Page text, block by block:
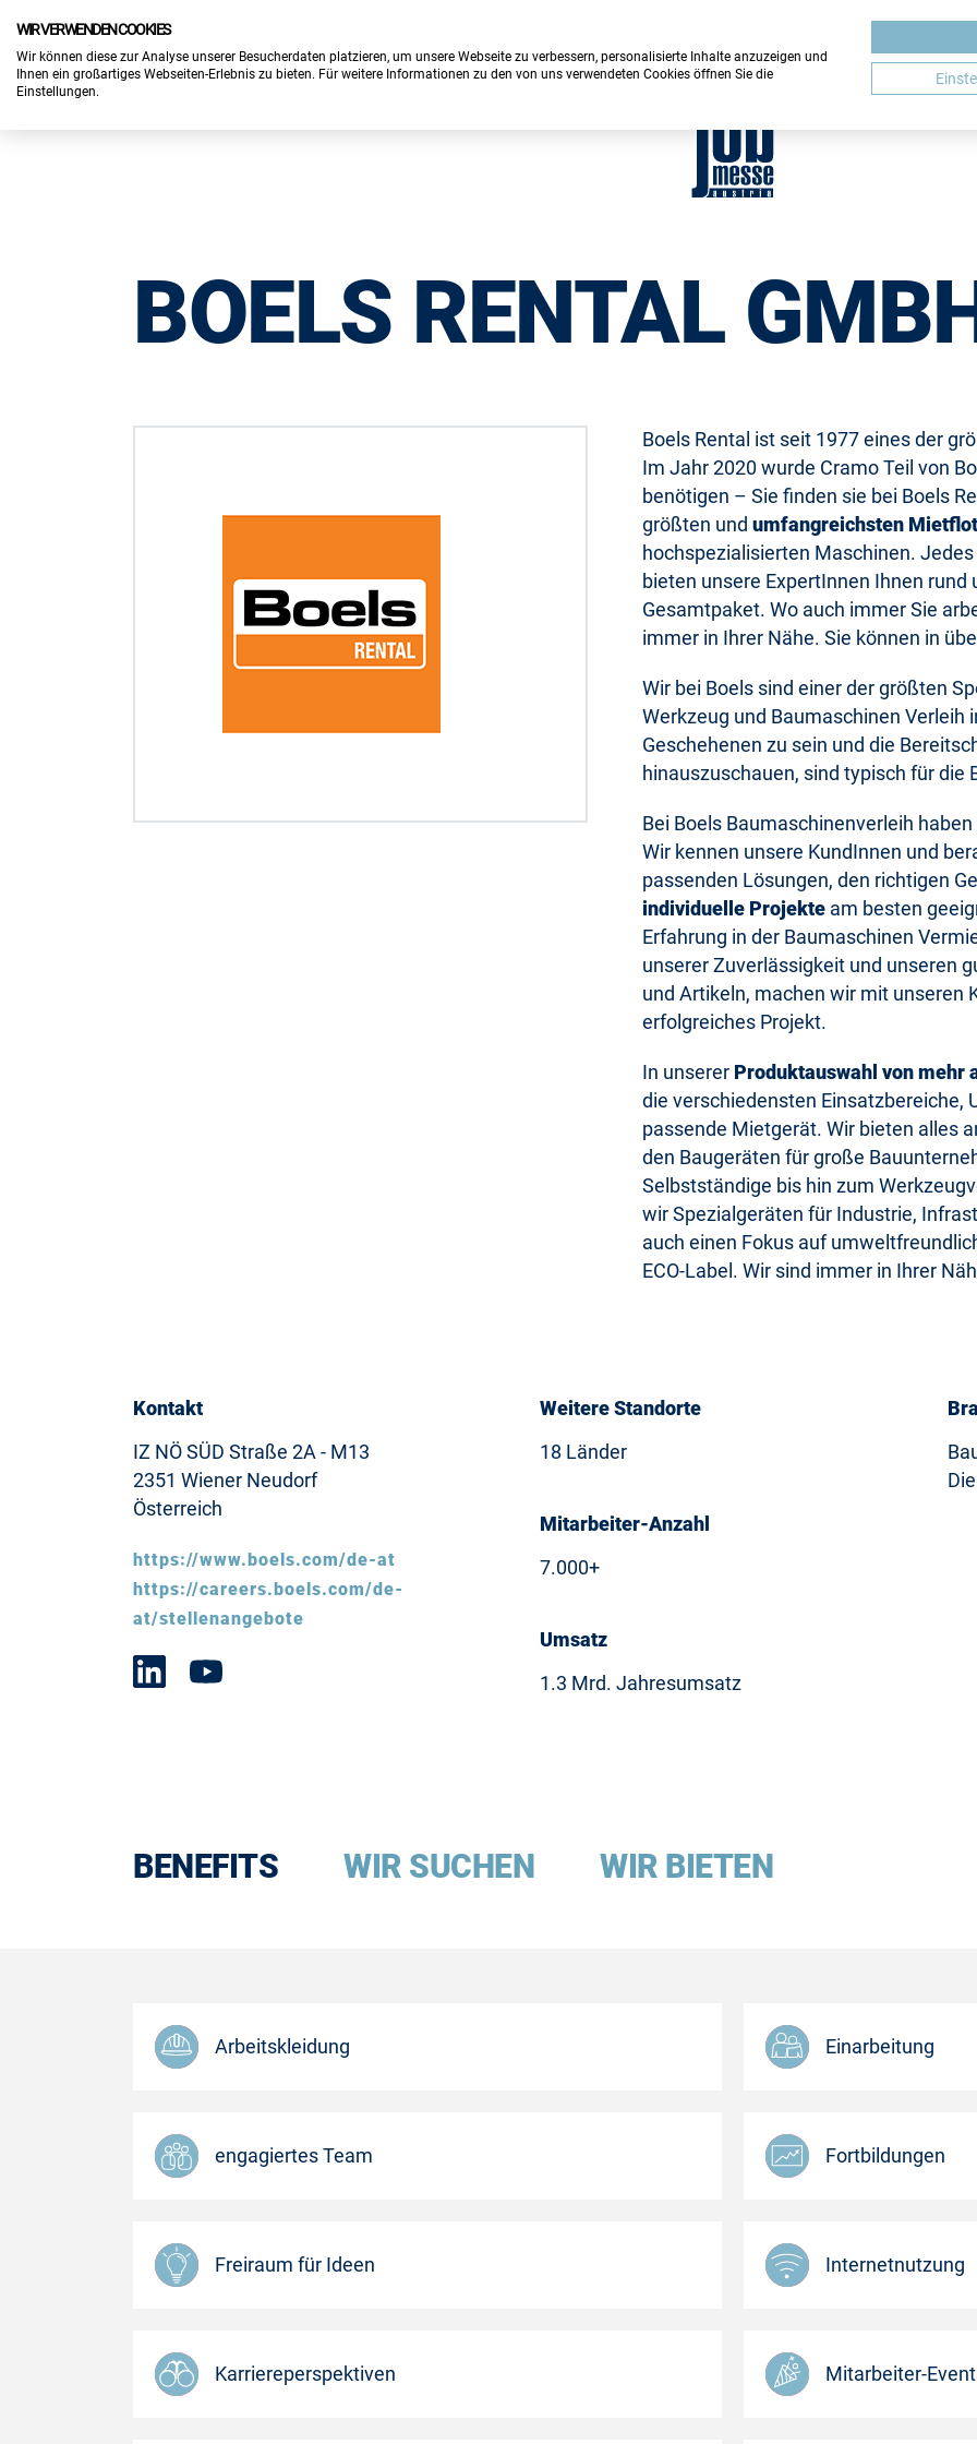
Wichtiger Hinweis:
BOELS RENTAL
Boels Rental ist seit 1977 eines der
Im Jahr 2020 wurde Cramo Teil von
benötigen – Sie finden sie bei Boels
größten und umfangreichsten
hochspezialisierten Maschinen.
bieten unsere ExpertInnen Ihnen rund
Gesamtpaket. Wo auch immer Sie
immer in Ihrer Nähe. Sie können in
Wir bei Boels sind einer der größten
Werkzeug und Baumaschinen Verleih
Geschehenen zu sein und die
hinauszuschauen, sind typisch für die
Bei Boels Baumaschinenverleih
Wir kennen unsere KundInnen und
passenden Lösungen, den richtigen
individuelle Projekteam besten
Erfahrung in der Baumaschinen
unserer Zuverlässigkeit und unseren
und Artikeln, machen wir mit unseren
erfolgreiches Projekt.
In unserer Produktauswahl von mehr
die verschiedensten Einsatzbereiche,
passende Mietgerät. Wir bieten alles
den Baugeräten für große
Selbstständige bis hin zum
wir Spezialgeräten für Industrie,
auch einen Fokus auf
ECO-Label. Wir sind immer in Ihrer
Kontakt
IZ NÖ SÜD Straße 2A - M13
2351 Wiener Neudorf
Österreich
https://www.boels.com/de-at
https://careers.boels.com/de-
at/stellenangebote
Weitere Standorte
18 Länder
Mitarbeiter-Anzahl
7.000+
Umsatz
1.3 Mrd. Jahresumsatz
BENEFITS WIR SUCHEN WIR BIETEN
Arbeitskleidung Einarbeitung
engagiertes Team Fortbildungen
Freiraum für Ideen Internetnutzung
Karriereperspektiven Mitarbeiter-
WIR VERWENDEN COOKIES
Wir können diese zur Analyse unserer Besucherdaten platzieren, um unsere Webseite zu verbessern, personalisierte Inhalte anzuzeigen und
Ihnen ein großartiges Webseiten-Erlebnis zu bieten. Für weitere Informationen zu den von uns verwendeten Cookies öffnen Sie die
Einstellungen.